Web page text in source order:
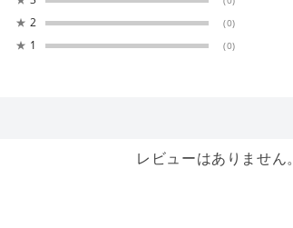
★ 2 (0)
★ 1 (0)
レビューはありません